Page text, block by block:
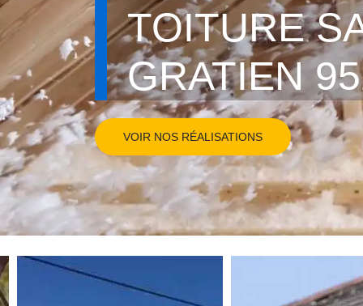
TOITURE
GRATIEN
VOIR NOS RÉALISATIONS